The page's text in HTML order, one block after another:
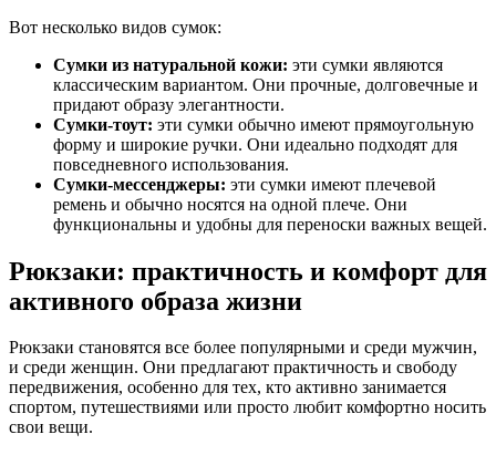
Вот несколько видов сумок:
Сумки из натуральной кожи: эти сумки являются
классическим вариантом. Они прочные, долговечные и
придают образу элегантности.
Сумки-тоут: эти сумки обычно имеют прямоугольную
форму и широкие ручки. Они идеально подходят для
повседневного использования.
Сумки-мессенджеры: эти сумки имеют плечевой
ремень и обычно носятся на одной плече. Они
функциональны и удобны для переноски важных вещей.
Рюкзаки: практичность и комфорт для
активного образа жизни
Рюкзаки становятся все более популярными и среди мужчин,
и среди женщин. Они предлагают практичность и свободу
передвижения, особенно для тех, кто активно занимается
спортом, путешествиями или просто любит комфортно носить
свои вещи.